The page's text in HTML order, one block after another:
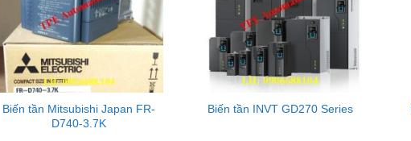
Biến tần Mitsubishi Japan FR-
D740-3.7K
Biến tần INVT GD270 Series